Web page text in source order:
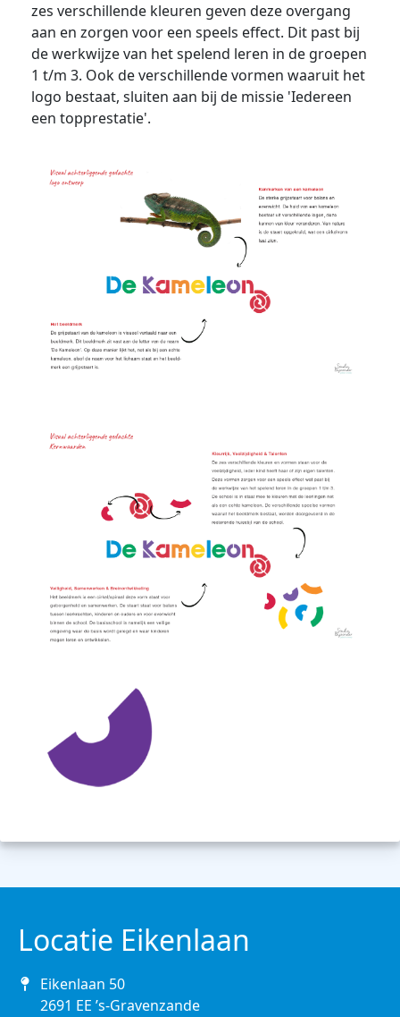
zes verschillende kleuren geven deze overgang
aan en zorgen voor een speels effect. Dit past bij
de werkwijze van het spelend leren in de groepen
1 t/m 3. Ook de verschillende vormen waaruit het
logo bestaat, sluiten aan bij de missie 'Iedereen
een topprestatie'.
Locatie Eikenlaan
Eikenlaan 50
2691 EE ’s-Gravenzande